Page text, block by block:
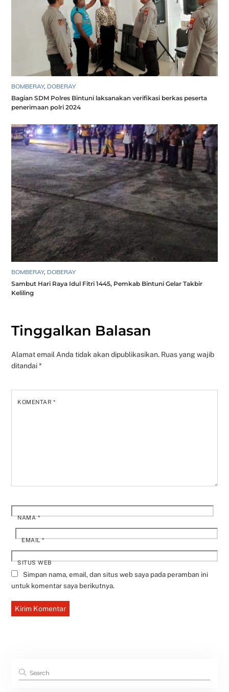
BOMBERAY, DOBERAY
Bagian SDM Polres Bintuni laksanakan verifikasi berkas peserta
penerimaan polri 2024
BOMBERAY, DOBERAY
Sambut Hari Raya Idul Fitri 1445, Pemkab Bintuni Gelar Takbir
Keliling
Tinggalkan Balasan
Alamat email Anda tidak akan dipublikasikan. Ruas yang wajib
ditandai*
KOMENTAR*
NAMA*
EMAIL*
SITUS WEB
Simpan nama, email, dan situs web saya pada peramban ini
untuk komentar saya berikutnya.